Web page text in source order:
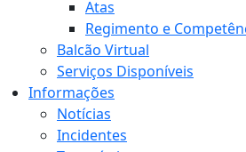
Atas
Regimento e
Balcão Virtual
Serviços Disponíveis
Informações
Notícias
Incidentes